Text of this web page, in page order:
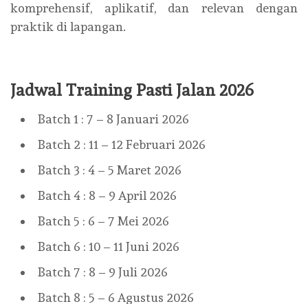
komprehensif, aplikatif, dan relevan dengan
praktik di lapangan.
Jadwal Training Pasti Jalan 2026
Batch 1 : 7 – 8 Januari 2026
Batch 2 : 11 – 12 Februari 2026
Batch 3 : 4 – 5 Maret 2026
Batch 4 : 8 – 9 April 2026
Batch 5 : 6 – 7 Mei 2026
Batch 6 : 10 – 11 Juni 2026
Batch 7 : 8 – 9 Juli 2026
Batch 8 : 5 – 6 Agustus 2026